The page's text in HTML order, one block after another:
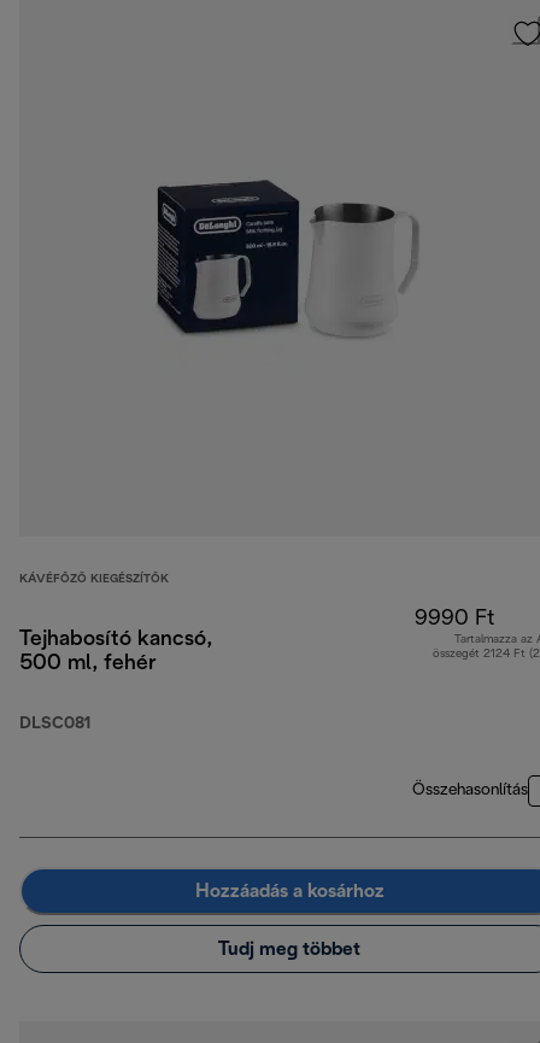
KÁVÉFŐZŐ KIEGÉSZÍTŐK
Tejhabosító kancsó,
500 ml, fehér
DLSC081
9990 Ft
Tartalmazza az
összegét 2124 Ft
Összehasonlítás
Hozzáadás a kosárhoz
Tudj meg többet